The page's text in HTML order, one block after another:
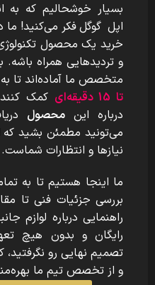
اپل گوگلفکر می‌کنید! ما
خرید یک محصول
و تردیدهایی همراه
متخصص ما آماده‌اند تا
تا 15 دقیقه‌ای
کمک
درباره این محصول
می‌تونید مطمئن بشید که
نیازها و انتظارات شماست.
ما اینجا هستیم تا به
بررسی جزئیات فنی تا
راهنمایی درباره لوازم
رایگان و بدون هیچ
تصمیم نهایی رو نگرفتید،
و از تخصص تیم ما